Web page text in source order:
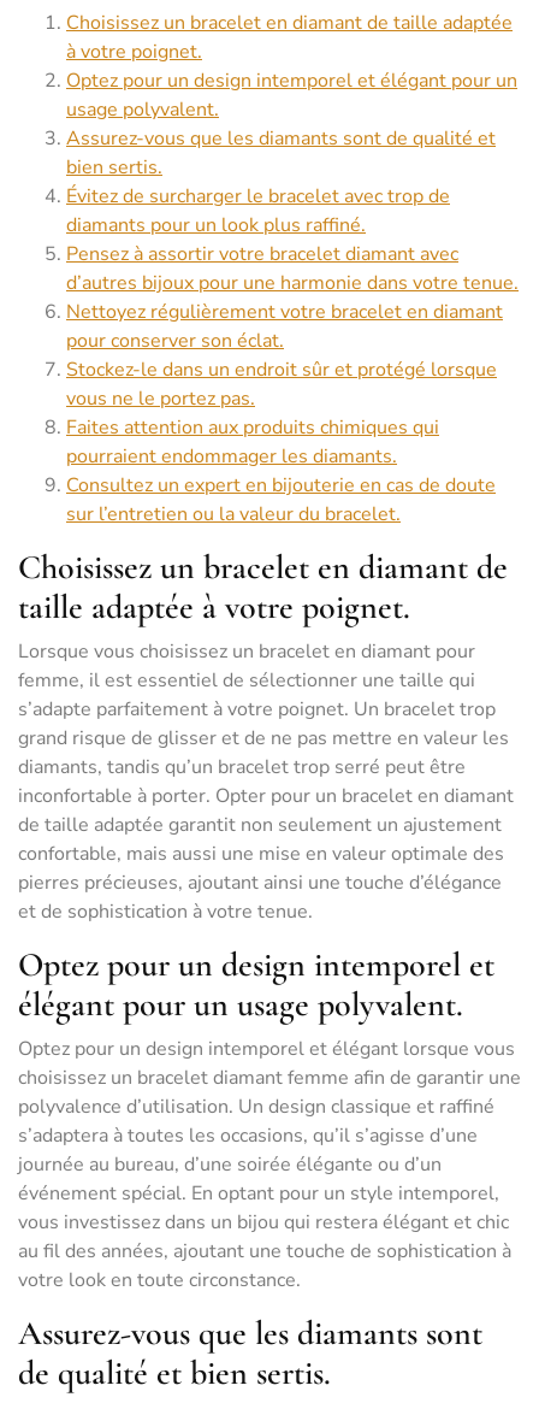
Choisissez un bracelet en diamant de taille adaptée
à votre poignet.
Optez pour un design intemporel et élégant pour un
usage polyvalent.
Assurez-vous que les diamants sont de qualité et
bien sertis.
Évitez de surcharger le bracelet avec trop de
diamants pour un look plus raffiné.
Pensez à assortir votre bracelet diamant avec
d’autres bijoux pour une harmonie dans votre tenue.
Nettoyez régulièrement votre bracelet en diamant
pour conserver son éclat.
Stockez-le dans un endroit sûr et protégé lorsque
vous ne le portez pas.
Faites attention aux produits chimiques qui
pourraient endommager les diamants.
Consultez un expert en bijouterie en cas de doute
sur l’entretien ou la valeur du bracelet.
Choisissez un bracelet en diamant de
taille adaptée à votre poignet.
Lorsque vous choisissez un bracelet en diamant pour
femme, il est essentiel de sélectionner une taille qui
s’adapte parfaitement à votre poignet. Un bracelet trop
grand risque de glisser et de ne pas mettre en valeur les
diamants, tandis qu’un bracelet trop serré peut être
inconfortable à porter. Opter pour un bracelet en diamant
de taille adaptée garantit non seulement un ajustement
confortable, mais aussi une mise en valeur optimale des
pierres précieuses, ajoutant ainsi une touche d’élégance
et de sophistication à votre tenue.
Optez pour un design intemporel et
élégant pour un usage polyvalent.
Optez pour un design intemporel et élégant lorsque vous
choisissez un bracelet diamant femme afin de garantir une
polyvalence d’utilisation. Un design classique et raffiné
s’adaptera à toutes les occasions, qu’il s’agisse d’une
journée au bureau, d’une soirée élégante ou d’un
événement spécial. En optant pour un style intemporel,
vous investissez dans un bijou qui restera élégant et chic
au fil des années, ajoutant une touche de sophistication à
votre look en toute circonstance.
Assurez-vous que les diamants sont
de qualité et bien sertis.